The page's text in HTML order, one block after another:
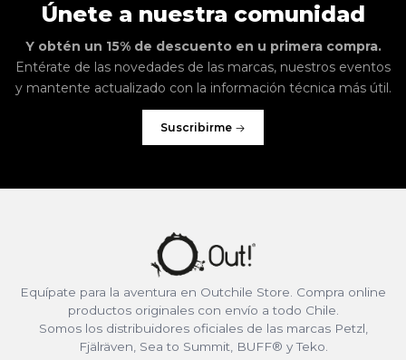
Únete a nuestra comunidad
Y obtén un 15% de descuento en u primera compra.
Entérate de las novedades de las marcas, nuestros eventos
y mantente actualizado con la información técnica más útil.
Suscribirme
Equípate para la aventura en Outchile Store. Compra online
productos originales con envío a todo Chile.
Somos los distribuidores oficiales de las marcas Petzl,
Fjälräven, Sea to Summit, BUFF® y Teko.